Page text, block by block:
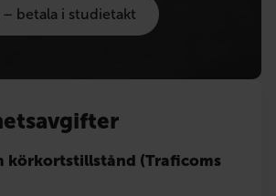
betala i studietakt
körkortstillstånd (Traficoms